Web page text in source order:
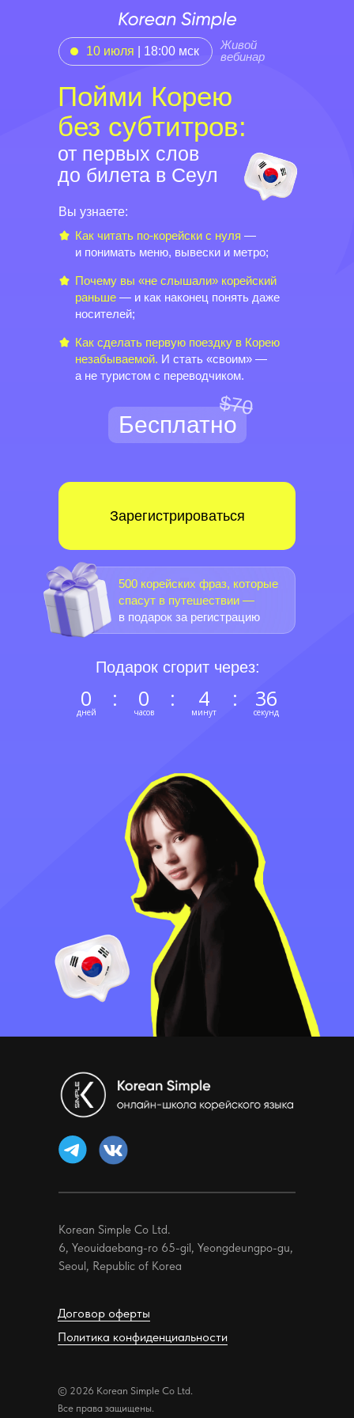
Бесплатно
$70
от первых слов
до билета в Сеул
Пойми Корею
без субтитров:
10 июля | 18:00 мск
Как читать по-корейски с нуля —
и понимать меню, вывески и метро;
Живой
вебинар
Почему вы «не слышали» корейский
раньше — и как наконец понять даже
носителей;
Подарок сгорит через:
0
дней
: 0
часов
: 4
минут
: 36
секунд
Как сделать первую поездку в Корею
незабываемой. И стать «своим» —
а не туристом с переводчиком.
500 корейских фраз, которые
спасут в путешествии —
в подарок за регистрацию
Вы узнаете:
Зарегистрироваться
Договор оферты
Политика конфиденциальности
© 2026 Korean Simple Co Ltd.
Все права защищены.
Korean Simple Co Ltd.
6, Yeouidaebang-ro 65-gil, Yeongdeungpo-gu,
Seoul, Republic of Korea